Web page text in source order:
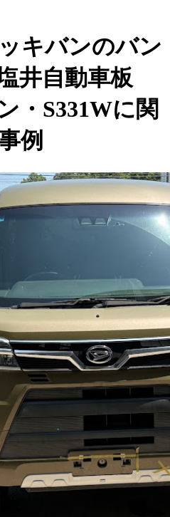
キバンのバン
井自動車板
・S331Wに関
例